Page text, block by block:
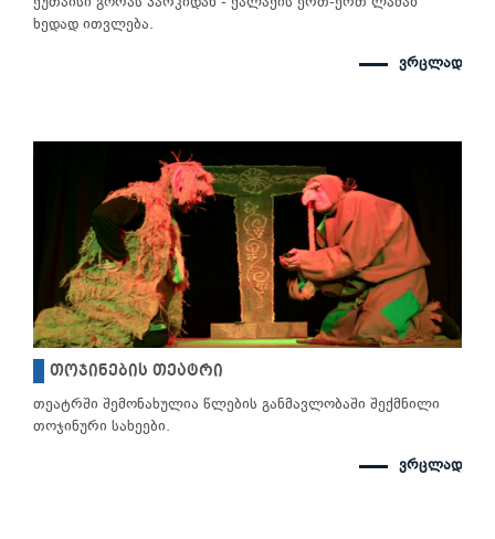
ხედად ითვლება.
ვრცლად
თოჯინების თეატრი
თეატრში შემონახულია წლების განმავლობაში შექმნილი
თოჯინური სახეები.
ვრცლად